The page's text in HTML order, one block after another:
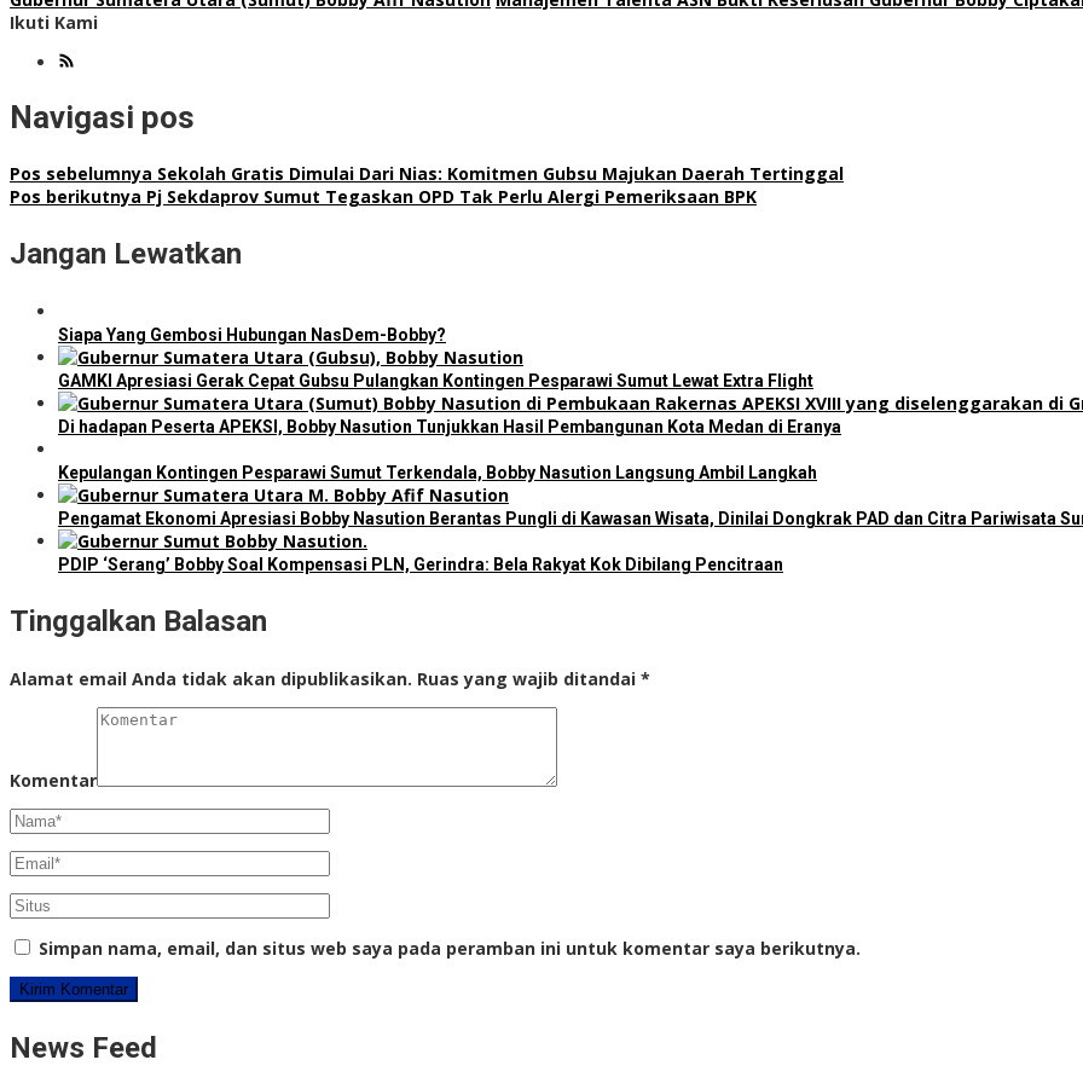
Ikuti Kami
Navigasi pos
Pos sebelumnya Sekolah Gratis Dimulai Dari Nias: Komitmen Gubsu Majukan Daerah Tertinggal
Pos berikutnya Pj Sekdaprov Sumut Tegaskan OPD Tak Perlu Alergi Pemeriksaan BPK
Jangan Lewatkan
Siapa Yang Gembosi Hubungan NasDem-Bobby?
GAMKI Apresiasi Gerak Cepat Gubsu Pulangkan Kontingen Pesparawi Sumut Lewat Extra Flight
Di hadapan Peserta APEKSI, Bobby Nasution Tunjukkan Hasil Pembangunan Kota Medan di Eranya
Kepulangan Kontingen Pesparawi Sumut Terkendala, Bobby Nasution Langsung Ambil Langkah
Pengamat Ekonomi Apresiasi Bobby Nasution Berantas Pungli di Kawasan Wisata, Dinilai Dongkrak PAD dan Citra Pariwisata
PDIP ‘Serang’ Bobby Soal Kompensasi PLN, Gerindra: Bela Rakyat Kok Dibilang Pencitraan
Tinggalkan Balasan
Alamat email Anda tidak akan dipublikasikan. Ruas yang wajib ditandai *
Komentar
Simpan nama, email, dan situs web saya pada peramban ini untuk komentar saya berikutnya.
News Feed